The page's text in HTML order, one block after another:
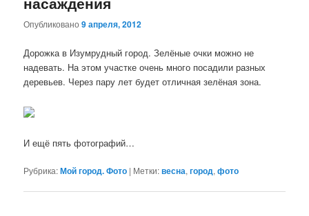
Опубликовано9 апреля, 2012
Дорожка в Изумрудный город. Зелёные очки можно не
надевать. На этом участке очень много посадили разных
деревьев. Через пару лет будет отличная зелёная зона.
И ещё пять фотографий…
Рубрика:Мой город. Фото | Метки:весна,город,фото